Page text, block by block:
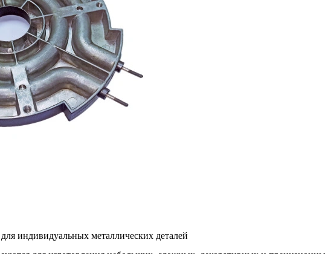
индивидуальных металлических деталей